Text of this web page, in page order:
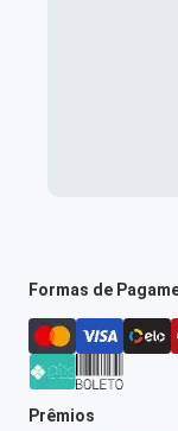
Formas de
Prêmios